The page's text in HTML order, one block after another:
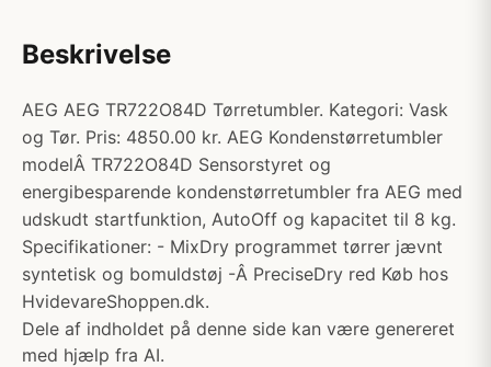
Beskrivelse
AEG AEG TR722O84D Tørretumbler. Kategori: Vask
og Tør. Pris: 4850.00 kr. AEG Kondenstørretumbler
modelÂ TR722O84D Sensorstyret og
energibesparende kondenstørretumbler fra AEG med
udskudt startfunktion, AutoOff og kapacitet til 8 kg.
Specifikationer: - MixDry programmet tørrer jævnt
syntetisk og bomuldstøj -Â PreciseDry red Køb hos
HvidevareShoppen.dk.
Dele af indholdet på denne side kan være genereret
med hjælp fra AI.